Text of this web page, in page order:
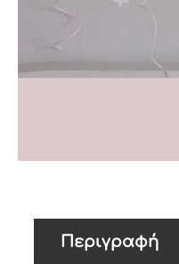
Περιγραφή